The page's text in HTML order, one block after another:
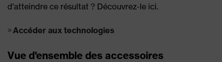
d'atteindre ce résultat ? Découvrez-le ici.
Accéder aux technologies
Vue d'ensemble des accessoires